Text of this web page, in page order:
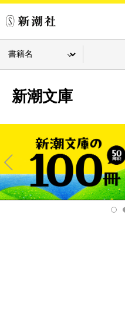
新潮文庫
Pre
v